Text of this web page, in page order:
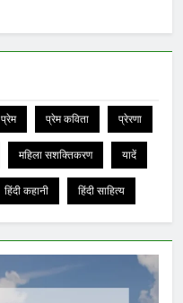
प्रेम प्रेम कविता प्रेरणा
महिला सशक्तिकरण यादें
हिंदी कहानी हिंदी साहित्य